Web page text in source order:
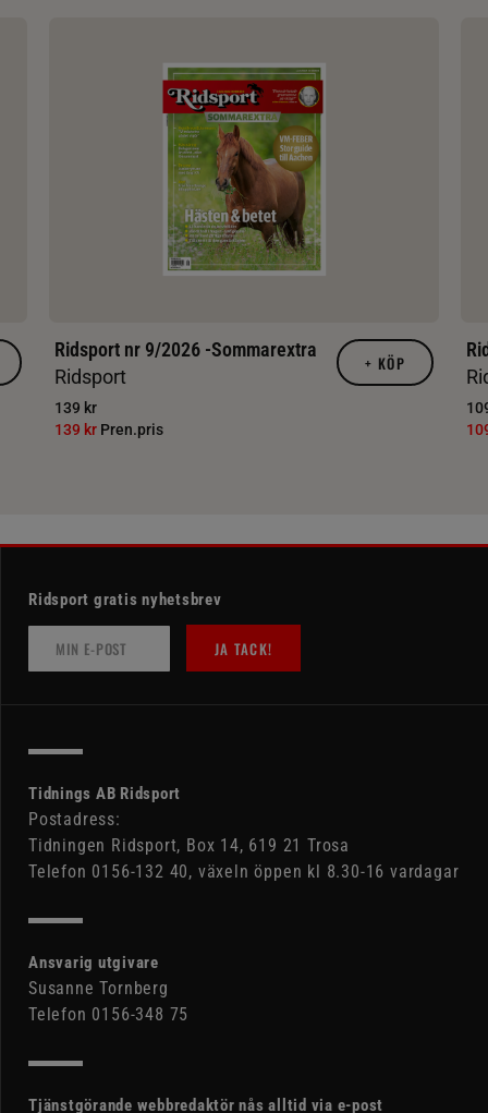
Ridsport nr 9/2026 -Sommarextra
Ridsport
139 kr
139 kr Pren.pris
+ KÖP
Ridsport gratis nyhetsbrev
JA TACK!
Tidnings AB Ridsport
Postadress:
Tidningen Ridsport, Box 14, 619 21 Trosa
Telefon 0156-132 40, växeln öppen kl 8.30-16 vardagar
Ansvarig utgivare
Susanne Tornberg
Telefon 0156-348 75
Tjänstgörande webbredaktör nås alltid via e-post